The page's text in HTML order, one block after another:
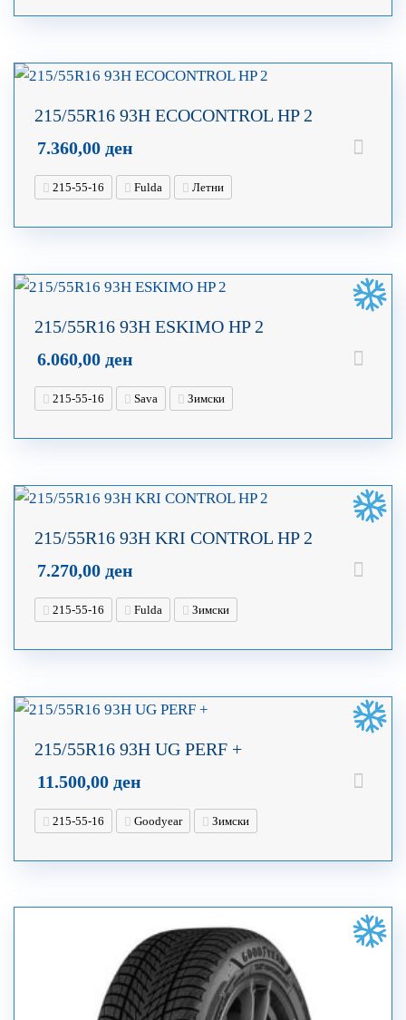
215/55R16 93H ECOCONTROL HP 2
7.360,00 ден
215-55-16 Fulda Летни
215/55R16 93H ESKIMO HP 2
6.060,00 ден
215-55-16 Sava Зимски
215/55R16 93H KRI CONTROL HP 2
7.270,00 ден
215-55-16 Fulda Зимски
215/55R16 93H UG PERF +
11.500,00 ден
215-55-16 Goodyear Зимски